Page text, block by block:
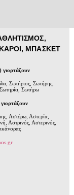
,
, ΜΠΑΣΚΕΤ
Σωτήριος, Σωτήρης,
Σωτήρω
Αστέρω, Αστερία,
Αστρινός, Αστερινός,